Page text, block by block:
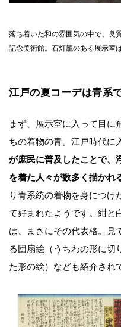
落ち着いた和の雰囲気の中で、良
記念美術館。石灯籠のある展示室
江戸の夏コーデは青系
まず、展示室に入って目に
ちの着物の青。江戸時代に
が庶民に普及したことで、
を着た人々が数多く描かれ
り青系統の着物を身につけ
て好まれたようです。紺と
は、まさにその代表格。見
る団扇絵（うちわの形に切
た形の絵）なども紹介され